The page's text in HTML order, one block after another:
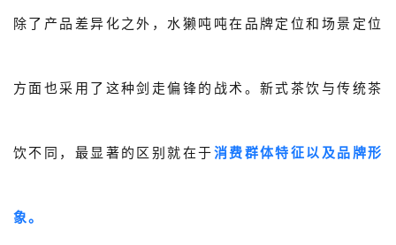
除了产品差异化之外，水獭吨吨在品牌定位和场景定位
方面也采用了这种剑走偏锋的战术。新式茶饮与传统茶
饮不同，最显著的区别就在于消费群体特征以及品牌形
象。